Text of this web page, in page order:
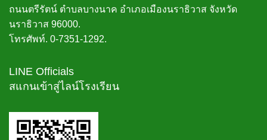
ถนนตรีรัตน์ ตำบลบางนาค อำเภอเมืองนราธิวาส จังหวัด
นราธิวาส 96000.
โทรศัพท์. 0-7351-1292.
LINE Officials
สแกนเข้าสู่ไลน์โรงเรียน